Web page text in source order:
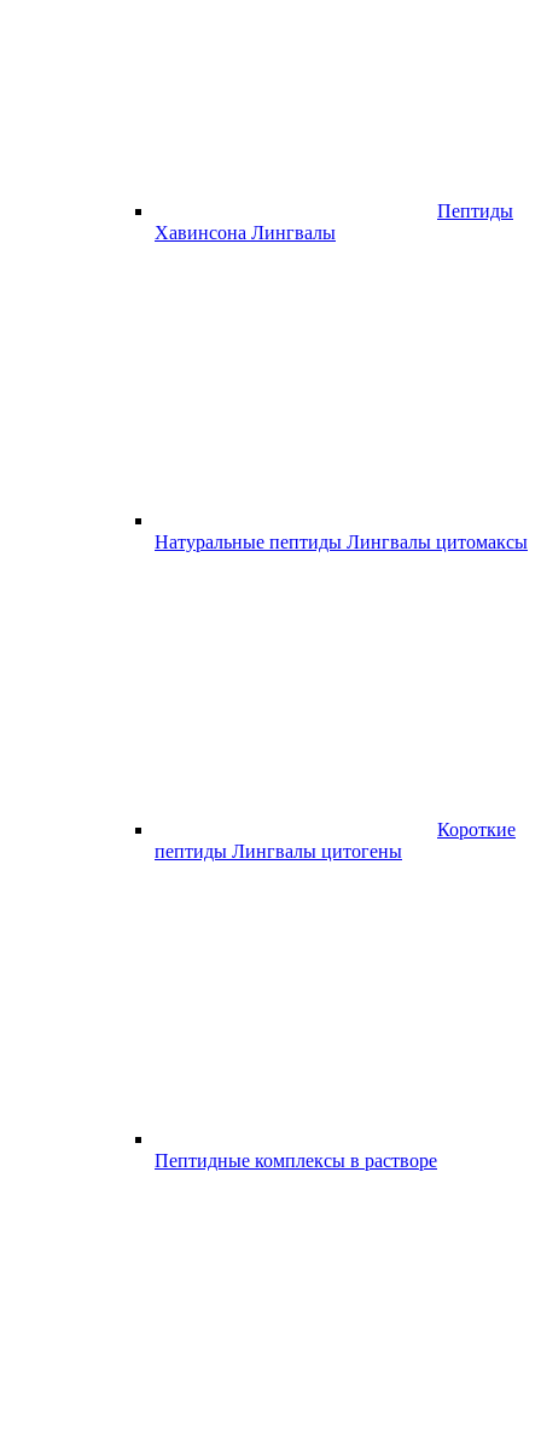
Пептиды
Хавинсона Лингвалы
Натуральные пептиды Лингвалы цитомаксы
Короткие
пептиды Лингвалы цитогены
Пептидные комплексы в растворе